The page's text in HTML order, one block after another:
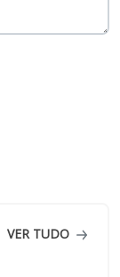
VER TUDO